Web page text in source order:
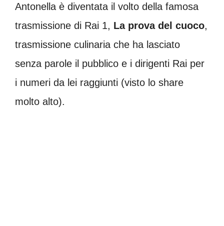
Antonella è diventata il volto della famosa
trasmissione di Rai 1, La prova del cuoco,
trasmissione culinaria che ha lasciato
senza parole il pubblico e i dirigenti Rai per
i numeri da lei raggiunti (visto lo share
molto alto).